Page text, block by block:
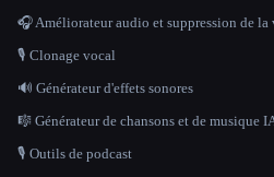
🎧 Améliorateur audio et suppression de la
🎙️ Clonage vocal
🔊 Générateur d'effets sonores
🎼 Générateur de chansons et de musique
🎙️ Outils de podcast